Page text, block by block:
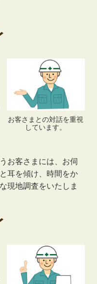
お客さまとの対話を重視
しています。
お客さまには、お伺
耳を傾け、時間をか
現地調査をいたしま